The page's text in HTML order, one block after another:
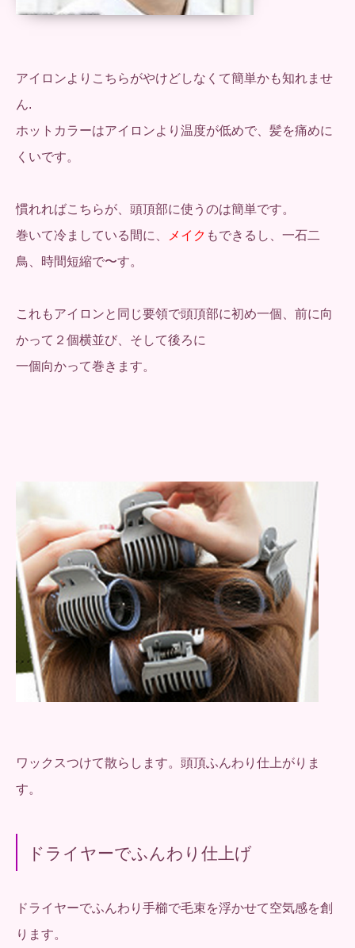
アイロンよりこちらがやけどしなくて簡単かも知れませ
ん.
ホットカラーはアイロンより温度が低めで、髪を痛めに
くいです。
慣れればこちらが、頭頂部に使うのは簡単です。
巻いて冷ましている間に、
メイク もできるし、一石二
鳥、時間短縮で〜す。
これもアイロンと同じ要領で頭頂部に初め一個、前に向
かって２個横並び、そして後ろに
一個向かって巻きます。
ワックスつけて散らします。頭頂ふんわり仕上がりま
す。
ドライヤーでふんわり仕上げ
ドライヤーでふんわり手櫛で毛束を浮かせて空気感を創
ります。